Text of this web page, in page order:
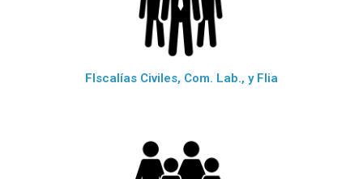
FIscalías Civiles, Com. Lab., y Flia